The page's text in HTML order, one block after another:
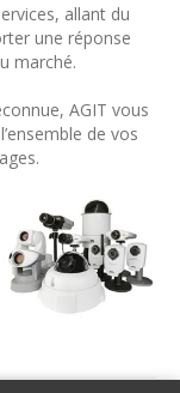
allant du
une réponse
marché.
AGIT vous
de vos